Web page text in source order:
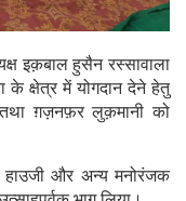
इक़बाल हुसैन रस्सावाला
के क्षेत्र में योगदान देने हेतु
तथा ग़ज़नफ़र लुक़मानी को
और अन्य मनोरंजक